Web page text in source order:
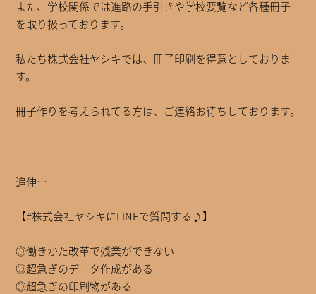
また、学校関係では進路の手引きや学校要覧など各種冊子
を取り扱っております。
私たち株式会社ヤシキでは、冊子印刷を得意としておりま
す。
冊子作りを考えられてる方は、ご連絡お待ちしております。
追伸…
【#株式会社ヤシキにLINEで質問する♪】
◎働きかた改革で残業ができない
◎超急ぎのデータ作成がある
◎超急ぎの印刷物がある